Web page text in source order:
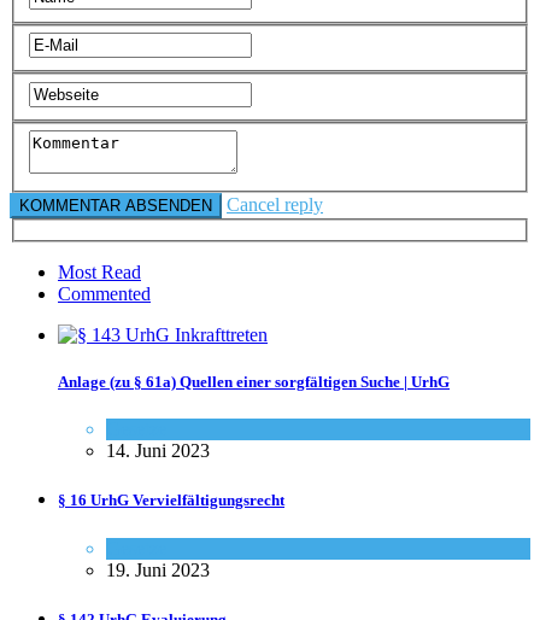
Cancel reply
Most Read
Commented
Anlage (zu § 61a) Quellen einer sorgfältigen Suche | UrhG
14. Juni 2023
§ 16 UrhG Vervielfältigungsrecht
19. Juni 2023